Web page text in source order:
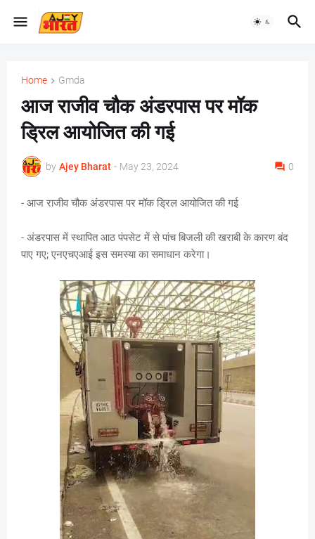
Home Gmda
आज राजीव चौक अंडरपास पर मॉक
ड्रिल आयोजित की गई
by Ajey Bharat - May 23, 2024 0
- आज राजीव चौक अंडरपास पर मॉक ड्रिल आयोजित की गई
- अंडरपास में स्थापित आठ पंपसेट में से पांच बिजली की खराबी के कारण बंद
पाए गए; एनएचएआई इस समस्या का समाधान करेगा।